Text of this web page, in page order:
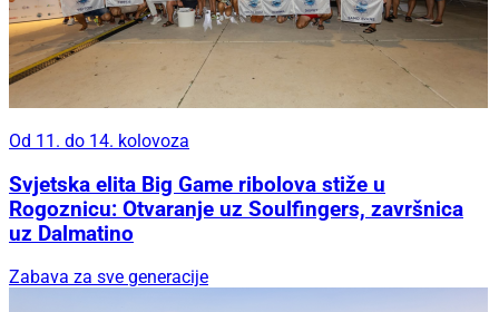
Od 11. do 14. kolovoza
Svjetska elita Big Game ribolova stiže u
Rogoznicu: Otvaranje uz Soulfingers, završnica
uz Dalmatino
Zabava za sve generacije